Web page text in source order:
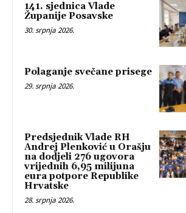
141. sjednica Vlade
Županije Posavske
30. srpnja 2026.
Polaganje svečane prisege
29. srpnja 2026.
Predsjednik Vlade RH
Andrej Plenković u Orašju
na dodjeli 276 ugovora
vrijednih 6,95 milijuna
eura potpore Republike
Hrvatske
28. srpnja 2026.